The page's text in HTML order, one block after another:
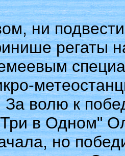
ни
регаты
За волю к
в Одном"
но